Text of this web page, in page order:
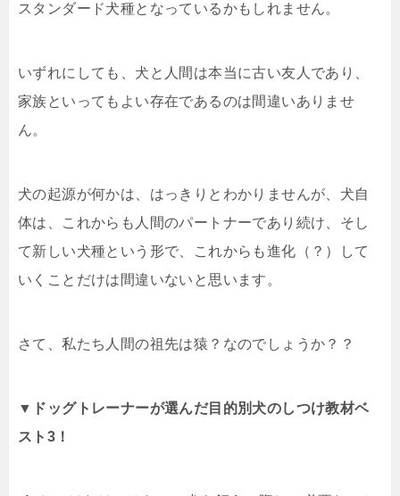
スタンダード犬種となっているかもしれません。
いずれにしても、犬と人間は本当に古い友人であり、
家族といってもよい存在であるのは間違いありませ
ん。
犬の起源が何かは、はっきりとわかりませんが、犬自
体は、これからも人間のパートナーであり続け、そし
て新しい犬種という形で、これからも進化（？）して
いくことだけは間違いないと思います。
さて、私たち人間の祖先は猿？なのでしょうか？？
▼ドッグトレーナーが選んだ目的別犬のしつけ教材ベ
スト3！